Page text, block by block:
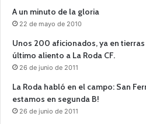
A un minuto de la gloria
22 de mayo de 2010
Unos 200 aficionados, ya en
último aliento a La Roda CF.
26 de junio de 2011
La Roda habló en el campo: San
estamos en segunda B!
26 de junio de 2011